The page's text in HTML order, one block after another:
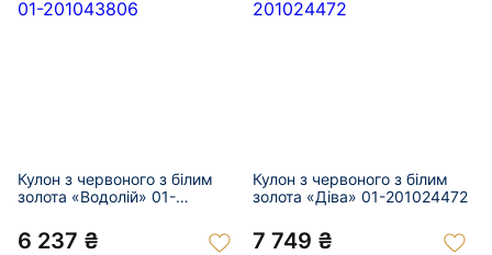
Кулон з червоного з білим
золота «Водолій» 01-
6 237 ₴
Кулон з червоного з білим
золота «Діва» 01-201024472
7 749 ₴